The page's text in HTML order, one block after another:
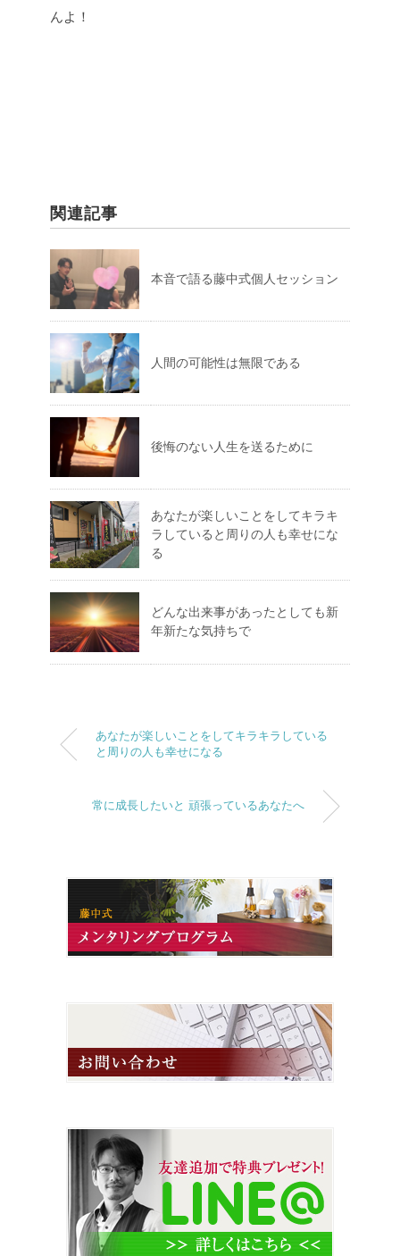
んよ！
関連記事
本音で語る藤中式個人セッション
人間の可能性は無限である
後悔のない人生を送るために
あなたが楽しいことをしてキラキ
ラしていると周りの人も幸せにな
る
どんな出来事があったとしても新
年新たな気持ちで
あなたが楽しいことをしてキラキラしている
と周りの人も幸せになる
常に成長したいと 頑張っているあなたへ